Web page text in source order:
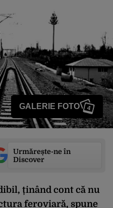
GALERIE FOTO 4
Urmărește-ne în
Discover
ținând cont că nu
feroviară, spune